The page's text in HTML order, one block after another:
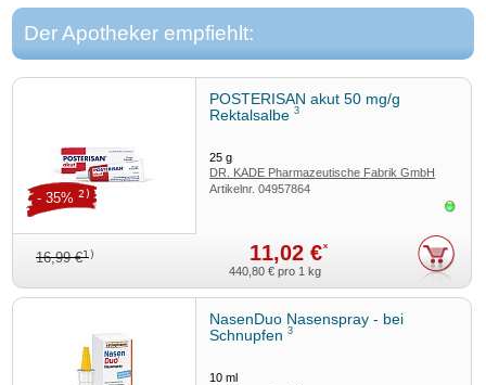
Der Apotheker empfiehlt:
POSTERISAN akut 50 mg/g
Rektalsalbe3
25g
DR. KADE Pharmazeutische Fabrik GmbH
Artikelnr.04957864
16,99 €1) 11,02 €*
- 35% 2)
440,80 € pro 1 kg
NasenDuo Nasenspray - bei
Schnupfen3
10ml